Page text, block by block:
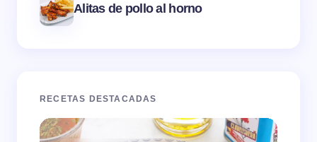
Alitas de pollo al horno
RECETAS DESTACADAS